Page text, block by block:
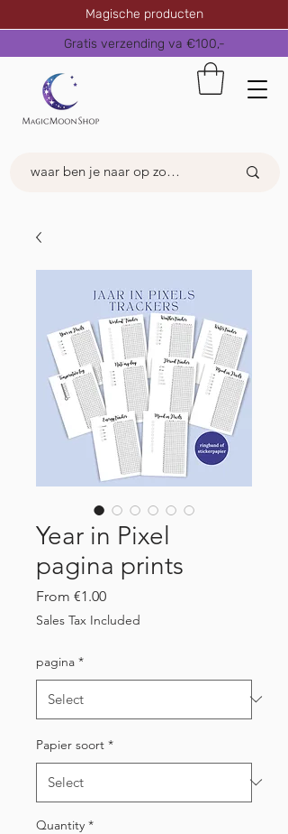
Magische producten
Gratis verzending va €100,-
Year in Pixel
pagina prints
From €1.00Sale
Price
Sales Tax Included
pagina *
Papier soort *
Quantity *